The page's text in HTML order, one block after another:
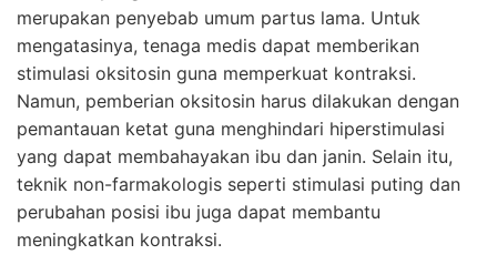
merupakan penyebab umum partus lama. Untuk
mengatasinya, tenaga medis dapat memberikan
stimulasi oksitosin guna memperkuat kontraksi.
Namun, pemberian oksitosin harus dilakukan dengan
pemantauan ketat guna menghindari hiperstimulasi
yang dapat membahayakan ibu dan janin. Selain itu,
teknik non-farmakologis seperti stimulasi puting dan
perubahan posisi ibu juga dapat membantu
meningkatkan kontraksi.